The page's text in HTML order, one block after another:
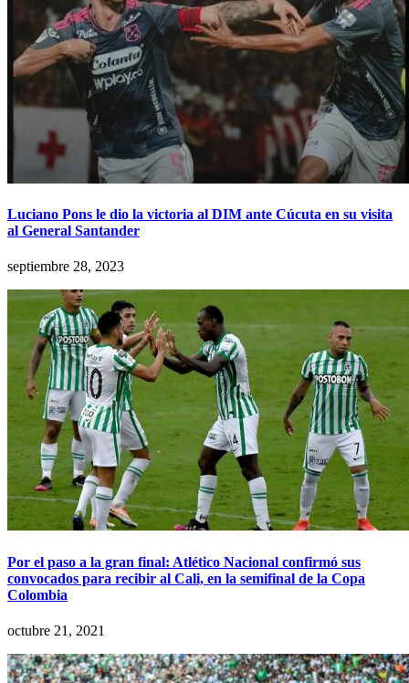
Luciano Pons le dio la victoria al DIM ante Cúcuta en su visita
al General Santander
septiembre 28, 2023
Por el paso a la gran final: Atlético Nacional confirmó sus
convocados para recibir al Cali, en la semifinal de la Copa
Colombia
octubre 21, 2021